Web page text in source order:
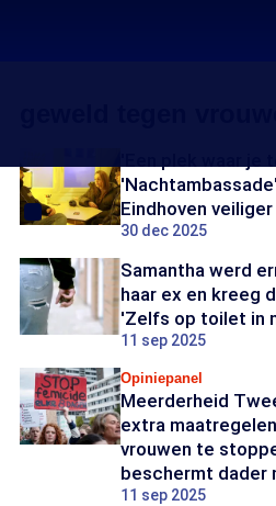
Eindhoven veiliger
30 dec 2025
Samantha werd
haar ex en kreeg
'Zelfs op toilet in
11 sep 2025
Opiniepanel
Meerderheid
extra
vrouwen te
beschermt dader
11 sep 2025